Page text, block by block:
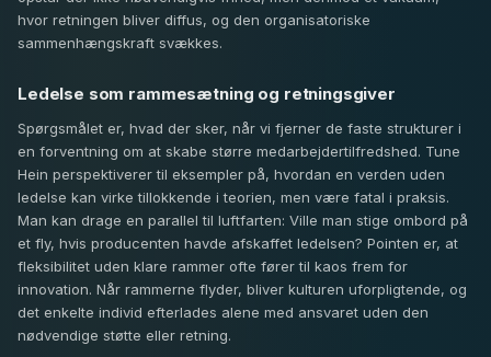
hvor retningen bliver diffus, og den organisatoriske
sammenhængskraft svækkes.
Ledelse som rammesætning og retningsgiver
Spørgsmålet er, hvad der sker, når vi fjerner de faste strukturer i
en forventning om at skabe større medarbejdertilfredshed. Tune
Hein perspektiverer til eksempler på, hvordan en verden uden
ledelse kan virke tillokkende i teorien, men være fatal i praksis.
Man kan drage en parallel til luftfarten: Ville man stige ombord på
et fly, hvis producenten havde afskaffet ledelsen? Pointen er, at
fleksibilitet uden klare rammer ofte fører til kaos frem for
innovation. Når rammerne flyder, bliver kulturen uforpligtende, og
det enkelte individ efterlades alene med ansvaret uden den
nødvendige støtte eller retning.